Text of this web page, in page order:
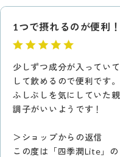
1つで摂れるのが便利！
少しずつ成分が入ってい
して飲めるので便利です。
ふしぶしを気にしていた
調子がいいようです！
＞ショップからの返信
この度は「四季潤Lite」の